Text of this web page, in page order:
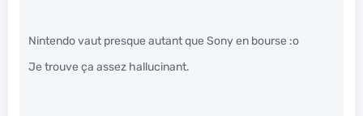
Nintendo vaut presque autant que Sony en bourse :o
Je trouve ça assez hallucinant.